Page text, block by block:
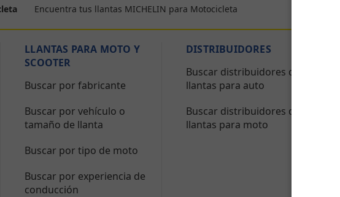
Encuentra tus llantas MICHELIN para Motocicleta
LLANTAS PARA MOTO Y
SCOOTER
Buscar por fabricante
Buscar por vehículo o
tamaño de llanta
Buscar por tipo de moto
Buscar por experiencia de
conducción
DISTRIBUIDORES
Buscar distribuidores de
llantas para auto
Buscar distribuidores de
llantas para moto